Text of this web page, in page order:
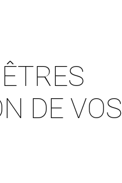
DE VOS